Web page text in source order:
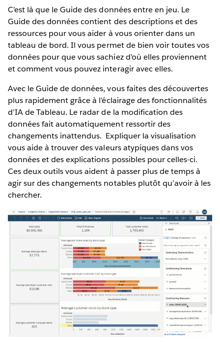
C’est là que le Guide des données entre en jeu. Le
Guide des données contient des descriptions et des
ressources pour vous aider à vous orienter dans un
tableau de bord. Il vous permet de bien voir toutes vos
données pour que vous sachiez d’où elles proviennent
et comment vous pouvez interagir avec elles.
Avec le Guide de données, vous faites des découvertes
plus rapidement grâce à l’éclairage des fonctionnalités
d’IA de Tableau. Le radar de la modification des
données fait automatiquement ressortir des
changements inattendus. Expliquer la visualisation
vous aide à trouver des valeurs atypiques dans vos
données et des explications possibles pour celles-ci.
Ces deux outils vous aident à passer plus de temps à
agir sur des changements notables plutôt qu’avoir à les
chercher.